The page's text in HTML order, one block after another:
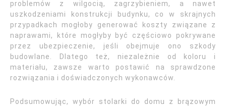
problemów z wilgocią, zagrzybieniem, a nawet
uszkodzeniami konstrukcji budynku, co w skrajnych
przypadkach mogłoby generować koszty związane z
naprawami, które mogłyby być częściowo pokrywane
przez ubezpieczenie, jeśli obejmuje ono szkody
budowlane. Dlatego też, niezależnie od koloru i
materiału, zawsze warto postawić na sprawdzone
rozwiązania i doświadczonych wykonawców.
Podsumowując, wybór stolarki do domu z brązowym